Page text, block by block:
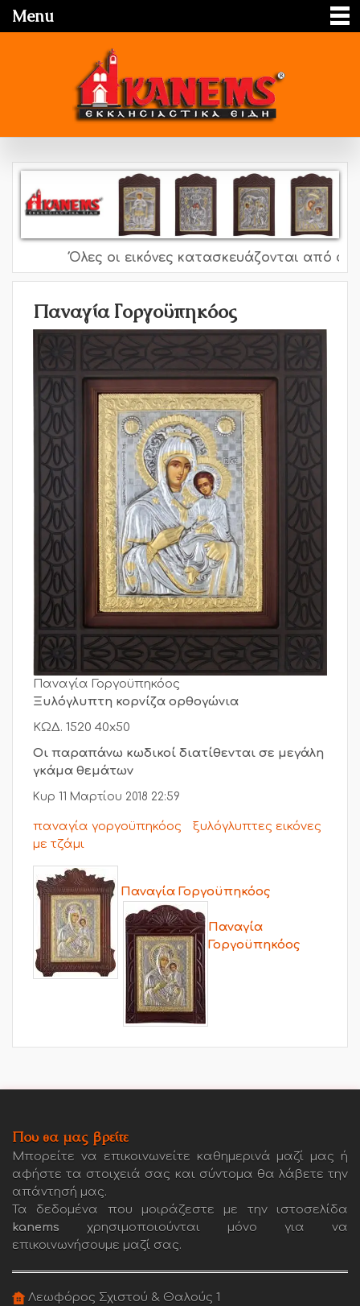
Menu
Όλες οι εικόνες κατασκευάζονται από
Παναγία Γοργοϋπηκόος
Παναγία Γοργοϋπηκόος
Ξυλόγλυπτη κορνίζα ορθογώνια
ΚΩΔ. 1520 40x50
Οι παραπάνω κωδικοί διατίθενται σε μεγάλη
γκάμα θεμάτων
Κυρ 11 Μαρτίου 2018 22:59
παναγία γοργοϋπηκόος
ξυλόγλυπτες εικόνες
με τζάμι
Παναγία Γοργοϋπηκόος
Παναγία
Γοργοϋπηκόος
Που θα μας βρείτε
Μπορείτε να επικοινωνείτε καθημερινά μαζί μας ή
αφήστε τα στοιχειά σας και σύντομα θα λάβετε την
απάντησή μας.
Τα δεδομένα που μοιράζεστε με την ιστοσελίδα
kanems χρησιμοποιούνται μόνο για να
επικοινωνήσουμε μαζί σας.
Λεωφόρος Σχιστού & Θαλούς 1